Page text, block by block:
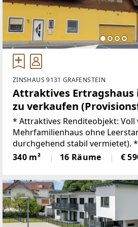
ZINSHAUS 9131 GRAFENSTEIN
Attraktives Ertragshaus
zu verkaufen
* Attraktives Renditeobjekt: Voll
Mehrfamilienhaus ohne Leerstand (seit ca. 20
durchgehend stabil vermietet).
Technik: Beheizung modern
brandneuer Glasfaseranschluss
340 m² 16 Räume €